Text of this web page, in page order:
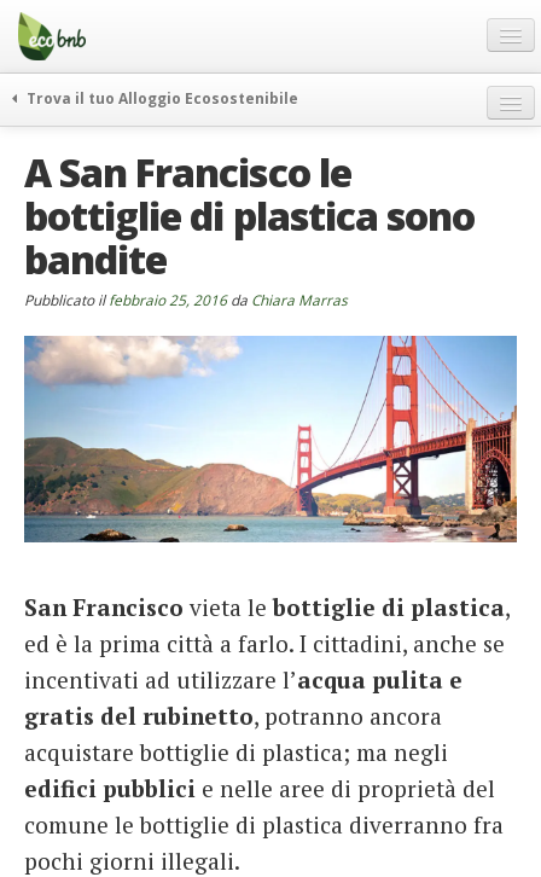
Menu
Salta
contenuto
Offerte Speciali
Regali
FAQ
Chi Siamo
Partner
Contatti
Italiano
German
English
Spanish
Italiano
Trova il tuo Alloggio Ecosostenibile
itinerari
curiosità
vivere e viaggiare verde
rassegna stampa
A San Francisco le
bottiglie di plastica sono
bandite
Pubblicato ilfebbraio 25, 2016da Chiara Marras
San Francisco vieta lebottiglie di plastica,
ed è la prima città a farlo. I cittadini, anche se
incentivati ad utilizzare l’acqua pulita e
gratis del rubinetto, potranno ancora
acquistare bottiglie di plastica; ma negli
edifici pubblici e nelle aree di proprietà del
comune le bottiglie di plastica diverranno fra
pochi giorni illegali.